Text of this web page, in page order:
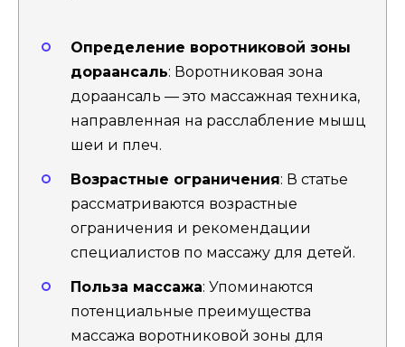
Определение воротниковой зоны
дораансаль: Воротниковая зона
дораансаль — это массажная техника,
направленная на расслабление мышц
шеи и плеч.
Возрастные ограничения: В статье
рассматриваются возрастные
ограничения и рекомендации
специалистов по массажу для детей.
Польза массажа: Упоминаются
потенциальные преимущества
массажа воротниковой зоны для